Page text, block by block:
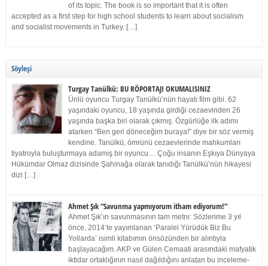
of its topic. The book is so important that it is often
accepted as a first step for high school students to learn about socialism
and socialist movements in Turkey. […]
Söyleşi
Turgay Tanülkü: BU RÖPORTAJI OKUMALISINIZ
Ünlü oyuncu Turgay Tanülkü’nün hayatı film gibi. 62
yaşındaki oyuncu, 18 yaşında girdiği cezaevinden 26
yaşında başka biri olarak çıkmış. Özgürlüğe ilk adımı
atarken “Ben geri döneceğim buraya!” diye bir söz vermiş
kendine. Tanülkü, ömrünü cezaevlerinde mahkumları
tiyatroyla buluşturmaya adamış bir oyuncu… Çoğu insanın Eşkıya Dünyaya
Hükümdar Olmaz dizisinde Şahinağa olarak tanıdığı Tanülkü’nün hikayesi
dizi […]
Ahmet Şık “Savunma yapmıyorum itham ediyorum!”
Ahmet Şık’ın savunmasının tam metni: Sözlerime 3 yıl
önce, 2014’te yayımlanan ‘Paralel Yürüdük Biz Bu
Yollarda’ isimli kitabımın önsözünden bir alıntıyla
başlayacağım. AKP ve Gülen Cemaati arasındaki mafyatik
iktidar ortaklığının nasıl dağıldığını anlatan bu inceleme-